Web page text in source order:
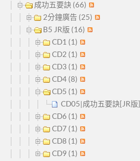
成功五要訣 (66)
2分鐘廣告 (25)
B5 JR版 (16)
CD1 (1)
CD2 (1)
CD3 (1)
CD4 (8)
CD5 (1)
CD05|成功五要訣[JR版]
CD6 (1)
CD7 (1)
CD8 (1)
CD9 (1)